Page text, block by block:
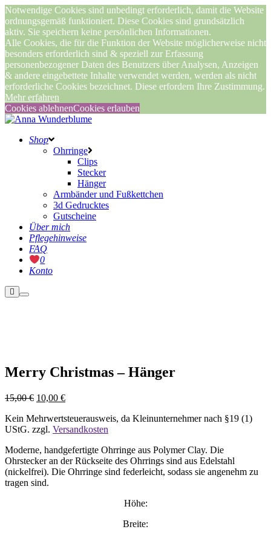
Notwendige Cookies sind unbedingt erforderlich, damit die Website
ordnungsgemäß funktioniert. Diese Cookies sind grundsätzlich
aktiv. Sie speichern keine persönlichen Informationen.
Alle Cookies, die für die Funktion der Website möglicherweise nicht
besonders erforderlich sind & speziell zur Erfassung
personenbezogener Daten des Benutzers über Analysen, Anzeigen
& andere eingebettete Inhalte verwendet werden, werden als nicht
erforderliche Cookies bezeichnet. Diese erfordern Ihre Zustimmung.
Mehr erfahren
Cookies ablehnenCookies erlauben
Shop
Ohrringe
Clips
Stecker
Hänger
Armbänder und Fußkettchen
3d Gedrucktes
Gutscheine
Über mich
Pflegehinweise
FAQ
0
Konto
Weitere
Informationen
Hauptmenü
Merry Christmas – Hänger
15,00€ Ursprünglicher
war:
15,00 €
10,00 €Aktueller
ist:
10,00 €.
Kein Mehrwertsteuerausweis, da Kleinunternehmer nach §19 (1)
UStG. zzgl. Versandkosten
Moderne, handgefertigte Ohrringe aus Polymer Clay. Die
Ohrstecker an der Rückseite des Ohrrings sind aus Edelstahl
(nickelfrei). Die Ohrringe sind federleicht, sodass sie angenehm zu
tragen sind.
Höhe:
Breite: